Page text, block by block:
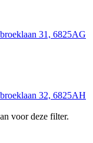
31, 6825AG
32, 6825AH
voor deze filter.